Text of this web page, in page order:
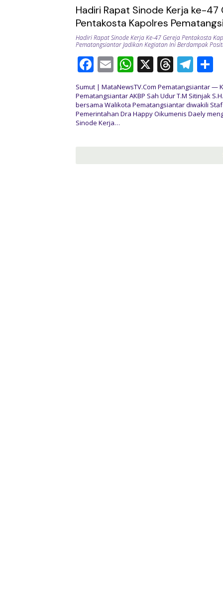
Hadiri Rapat Sinode Kerja ke-47
Pentakosta Kapolres
Jadikan Kegiatan Ini Berdampak
Jemaat
Hadiri Rapat Sinode Kerja Ke-47 Gereja Pentakosta
Pematangsiantar Jadikan Kegiatan Ini Berdampak
F
ac
e
b
o
E
m
ai
l
W
h
at
s
X T
h
re
a
T
el
e
gr
h
e
Sumut | MataNewsTV.Com Pematangsiantar —
Pematangsiantar AKBP Sah Udur T.M Sitinjak S.H.
bersama Walikota Pematangsiantar diwakili
Pemerintahan Dra Happy Oikumenis Daely
Sinode Kerja…